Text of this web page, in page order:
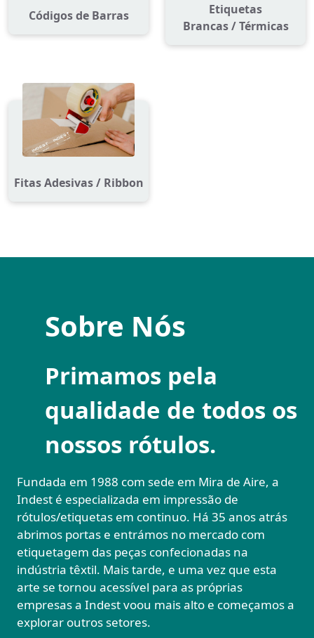
Códigos de Barras
Etiquetas
Brancas / Térmicas
Fitas Adesivas / Ribbon
Sobre Nós
Primamos pela
qualidade de todos os
nossos rótulos.
Fundada em 1988 com sede em Mira de Aire, a
Indest é especializada em impressão de
rótulos/etiquetas em continuo. Há 35 anos atrás
abrimos portas e entrámos no mercado com
etiquetagem das peças confecionadas na
indústria têxtil. Mais tarde, e uma vez que esta
arte se tornou acessível para as próprias
empresas a Indest voou mais alto e começamos a
explorar outros setores.